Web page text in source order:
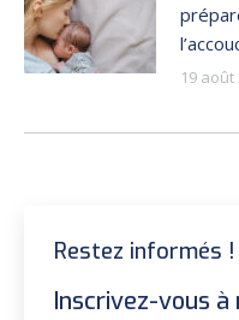
19 août
Restez informés !
Inscrivez-vous